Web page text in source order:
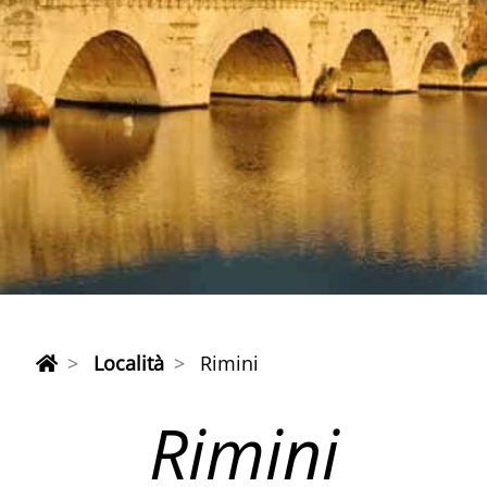
Località Rimini
Rimini